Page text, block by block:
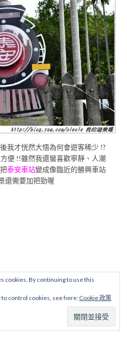
後我才恍然大悟為何會遊客稀少 !?
便 !!雖然我還蠻喜歡寧靜、人潮
泰安車站變成像臨近的勝興車站
還需要加把勁喔
cookies. By continuing to use this
control cookies, see here: Cookie 政策